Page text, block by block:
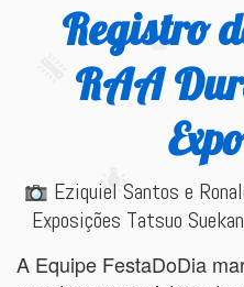
Registro
RAA
Eziquiel Santos e
Exposições Tatsuo
A Equipe FestaDoDia